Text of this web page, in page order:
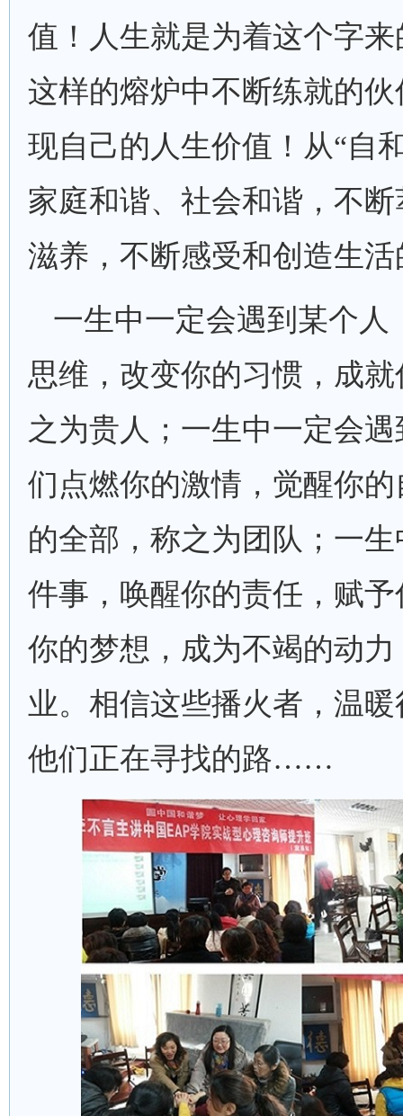
值！人生就是为着这个字
这样的熔炉中不断练就的
现自己的人生价值！从“自
家庭和谐、社会和谐，不
滋养，不断感受和创造生
一生中一定会遇到某个人
思维，改变你的习惯，成
之为贵人；一生中一定会
们点燃你的激情，觉醒你
的全部，称之为团队；一
件事，唤醒你的责任，赋
你的梦想，成为不竭的动
业。相信这些播火者，温
他们正在寻找的路……